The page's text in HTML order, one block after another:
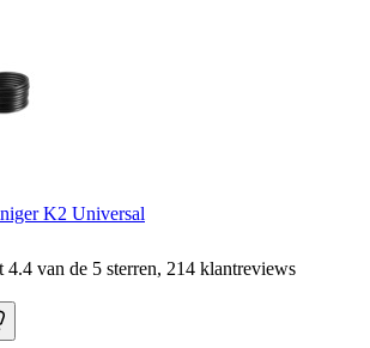
K2 Universal
4.4 van de 5 sterren, 214 klantreviews